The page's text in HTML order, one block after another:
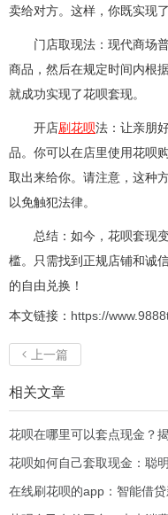
卖给对方。这样，你既实现
门店取现法：现代商场
商品，然后在规定时间内根
就成功实现了花呗套现。
开店刷花呗法：让亲朋
品。你可以在店里使用花呗
取出来给你。请注意，这种
以免触犯法律。
总结：如今，花呗套现
槛。只需找到正规店铺和诚
的自由兑换！
本文链接： https://
 上一篇
相关文章
花呗在哪里可以套点现金？
花呗如何自己套取现金：聪
在线刷花呗的app：智能借